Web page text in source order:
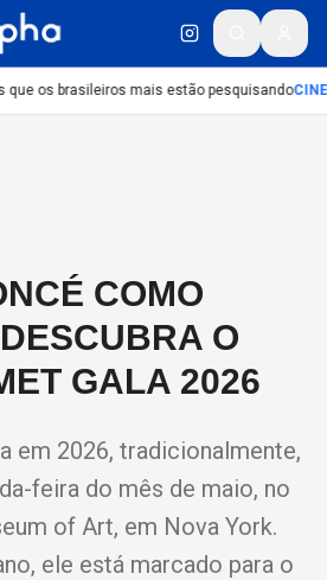
que os brasileiros mais estão pesquisando
COMO
O
GALA 2026
em 2026, tradicionalmente,
feira do mês de maio, no
of Art, em Nova York.
ele está marcado para o